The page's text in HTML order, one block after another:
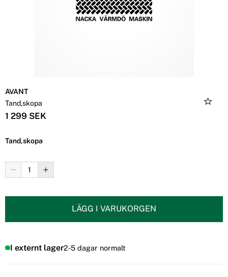
AVANT
Tand,skopa
1 299 SEK
Tand,skopa
LÄGG I VARUKORGEN
I externt lager2-5 dagar normalt